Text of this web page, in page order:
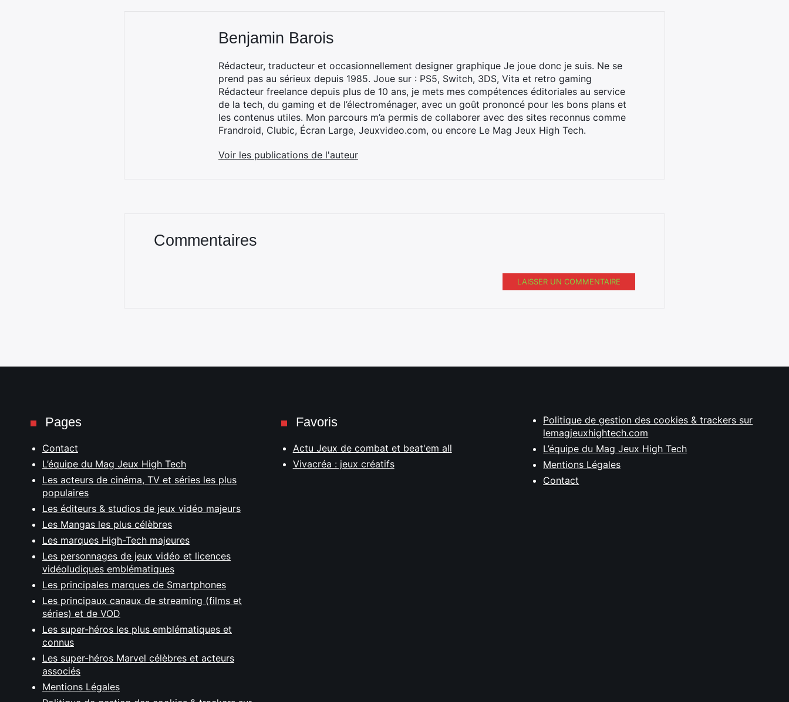
Benjamin Barois
Rédacteur, traducteur et occasionnellement designer graphique Je joue donc je suis. Ne se
prend pas au sérieux depuis 1985. Joue sur : PS5, Switch, 3DS, Vita et retro gaming
Rédacteur freelance depuis plus de 10 ans, je mets mes compétences éditoriales au service
de la tech, du gaming et de l’électroménager, avec un goût prononcé pour les bons plans et
les contenus utiles. Mon parcours m’a permis de collaborer avec des sites reconnus comme
Frandroid, Clubic, Écran Large, Jeuxvideo.com, ou encore Le Mag Jeux High Tech.
Voir les publications de l'auteur
Commentaires
LAISSER UN COMMENTAIRE
Pages
Contact
L’équipe du Mag Jeux High Tech
Les acteurs de cinéma, TV et séries les plus
populaires
Les éditeurs & studios de jeux vidéo majeurs
Les Mangas les plus célèbres
Les marques High-Tech majeures
Les personnages de jeux vidéo et licences
vidéoludiques emblématiques
Les principales marques de Smartphones
Les principaux canaux de streaming (films et
séries) et de VOD
Les super-héros les plus emblématiques et
connus
Les super-héros Marvel célèbres et acteurs
associés
Mentions Légales
Favoris
Actu Jeux de combat et beat'em all
Vivacréa : jeux créatifs
Politique de gestion des cookies & trackers sur
lemagjeuxhightech.com
L’équipe du Mag Jeux High Tech
Mentions Légales
Contact